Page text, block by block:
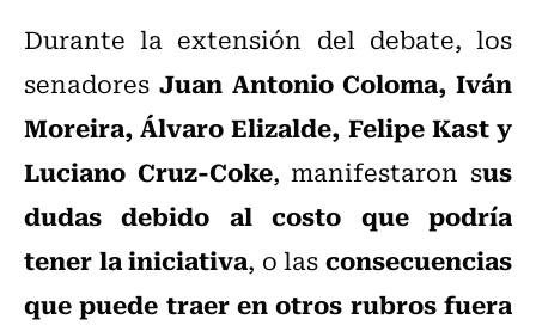
Durante la extensión del debate, los
senadores Juan Antonio Coloma, Iván
Moreira, Álvaro Elizalde, Felipe Kast y
Luciano Cruz-Coke, manifestaron sus
dudas debido al costo que podría
tener la iniciativa, o lasconsecuencias
que puede traer en otros rubros fuera